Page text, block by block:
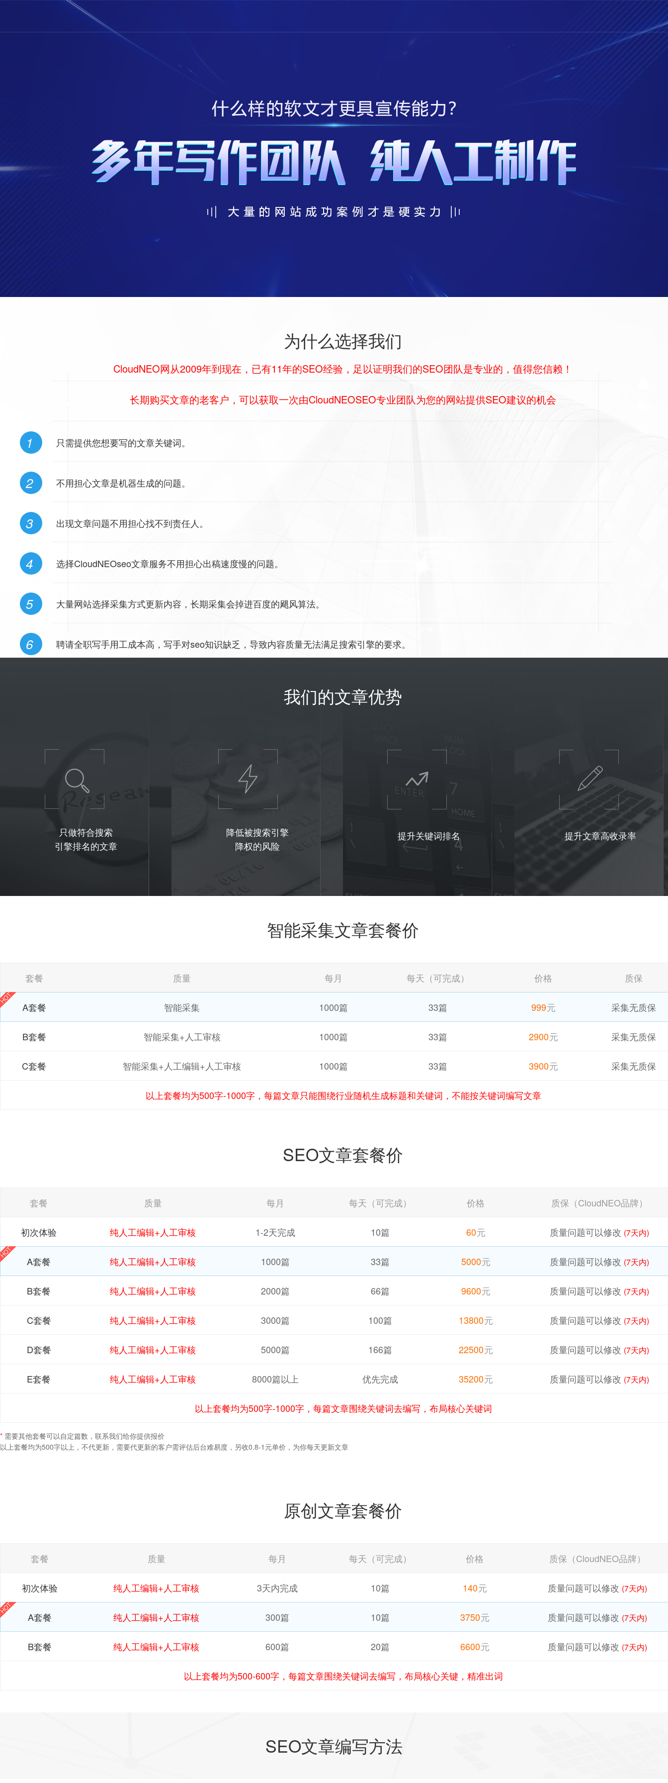
为什么选择我们
CloudNEO网从2009年到现在，已有11年的SEO经验，足以证明我们的SEO团队是专业的，值得您信赖！
长期购买文章的老客户，可以获取一次由CloudNEOSEO专业团队为您的网站提供SEO建议的机会
1 只需提供您想要写的文章关键词。
2 不用担心文章是机器生成的问题。
3 出现文章问题不用担心找不到责任人。
4 选择CloudNEOseo文章服务不用担心出稿速度慢的问题。
5 大量网站选择采集方式更新内容，长期采集会掉进百度的飓风算法。
6 聘请全职写手用工成本高，写手对seo知识缺乏，导致内容质量无法满足搜索引擎的要求。
我们的文章优势
只做符合搜索
引擎排名的文章
降低被搜索引擎
降权的风险
提升关键词排名 提升文章高收录率
智能采集文章套餐价
套餐 质量 每月 每天（可完成） 价格 质保
A套餐 智能采集 1000篇 33篇 999元 采集无质保
B套餐 智能采集+人工审核 1000篇 33篇 2900元 采集无质保
C套餐 智能采集+人工编辑+人工审核 1000篇 33篇 3900元 采集无质保
以上套餐均为500字-1000字，每篇文章只能围绕行业随机生成标题和关键词，不能按关键词编写文章
SEO文章套餐价
套餐 质量 每月 每天（可完成） 价格 质保（CloudNEO品牌）
初次体验 纯人工编辑+人工审核 1-2天完成 10篇 60元 质量问题可以修改 (7天内)
A套餐 纯人工编辑+人工审核 1000篇 33篇 5000元 质量问题可以修改 (7天内)
B套餐 纯人工编辑+人工审核 2000篇 66篇 9600元 质量问题可以修改 (7天内)
C套餐 纯人工编辑+人工审核 3000篇 100篇 13800元 质量问题可以修改 (7天内)
D套餐 纯人工编辑+人工审核 5000篇 166篇 22500元 质量问题可以修改 (7天内)
E套餐 纯人工编辑+人工审核 8000篇以上 优先完成 35200元 质量问题可以修改 (7天内)
以上套餐均为500字-1000字，每篇文章围绕关键词去编写，布局核心关键词
* 需要其他套餐可以自定篇数，联系我们给你提供报价
以上套餐均为500字以上，不代更新，需要代更新的客户需评估后台难易度，另收0.8-1元单价，为你每天更新文章
原创文章套餐价
套餐 质量 每月 每天（可完成） 价格 质保（CloudNEO品牌）
初次体验 纯人工编辑+人工审核 3天内完成 10篇 140元 质量问题可以修改 (7天内)
A套餐 纯人工编辑+人工审核 300篇 10篇 3750元 质量问题可以修改 (7天内)
B套餐 纯人工编辑+人工审核 600篇 20篇 6600元 质量问题可以修改 (7天内)
以上套餐均为500-600字，每篇文章围绕关键词去编写，布局核心关键，精准出词
SEO文章编写方法